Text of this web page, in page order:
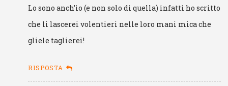
Lo sono anch’io (e non solo di quella) infatti ho scritto
che li lascerei volentieri nelle loro mani mica che
gliele taglierei!
RISPOSTA